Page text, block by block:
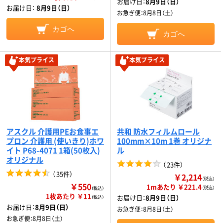
お届け日： 8月9日（日）
カゴへ
お急ぎ便：8月8日（土）
カゴへ
本気プライス
アスクル 介護用PEお食事エ
プロン 介護用 (使いきり)ホワ
イト P68-4071 1箱(50枚入)
オリジナル
（35件）
￥550（税込）
1枚あたり ￥11 （税込）
お届け日：8月9日（日）
お急ぎ便：8月8日（土）
本気プライス
共和 防水フィルムロール
100mm×10m 1巻 オリジナ
ル
（23件）
￥2,214（税込）
1mあたり ￥221.4（税込）
お届け日：8月9日（日）
お急ぎ便：8月8日（土）